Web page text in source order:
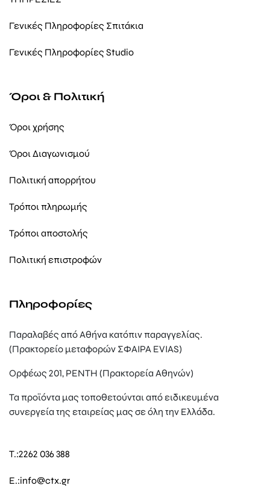
Γενικές Πληροφορίες Σπιτάκια
Γενικές Πληροφορίες Studio
Όροι & Πολιτική
Όροι χρήσης
Όροι Διαγωνισμού
Πολιτική απορρήτου
Τρόποι πληρωμής
Τρόποι αποστολής
Πολιτική επιστροφών
Πληροφορίες
Παραλαβές από Αθήνα κατόπιν παραγγελίας.
(Πρακτορείο μεταφορών ΣΦΑΙΡΑ EVIAS)
Ορφέως 201, ΡΕΝΤΗ (Πρακτορεία Αθηνών)
Τα προϊόντα μας τοποθετούνται από ειδικευμένα
συνεργεία της εταιρείας μας σε όλη την Ελλάδα.
T.:2262 036 388
E.:info@ctx.gr